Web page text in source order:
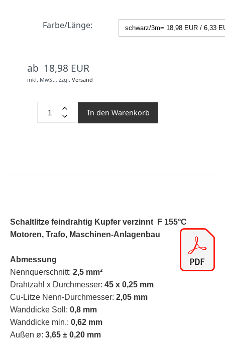
Farbe/Länge:
ab 18,98 EUR
inkl. MwSt., zzgl. Versand
In den Warenkorb
Schaltlitze feindrahtig Kupfer verzinnt F 155°C
Motoren, Trafo, Maschinen-Anlagenbau
Abmessung
Nennquerschnitt: 2,5 mm²
Drahtzahl x Durchmesser: 45 x 0,25 mm
Cu-Litze Nenn-Durchmesser: 2,05 mm
Wanddicke Soll: 0,8 mm
Wanddicke min.: 0,62 mm
Außen ø: 3,65 ± 0,20 mm